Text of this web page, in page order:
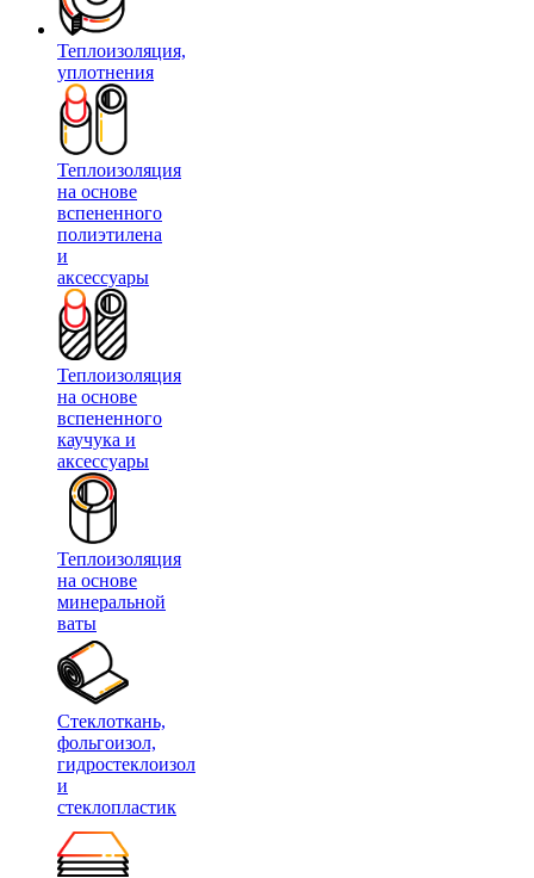
Теплоизоляция,
уплотнения
Теплоизоляция
на основе
вспененного
полиэтилена
и
аксессуары
Теплоизоляция
на основе
вспененного
каучука и
аксессуары
Теплоизоляция
на основе
минеральной
ваты
Стеклоткань,
фольгоизол,
гидростеклоизол
и
стеклопластик